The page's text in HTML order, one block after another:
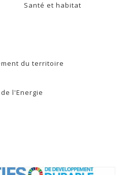
Santé et habitat
du territoire
l'Energie